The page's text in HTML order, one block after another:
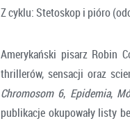
Z cyklu: Stetoskop i pióro
Amerykański pisarz Robin
thrillerów, sensacji oraz
Chromosom 6, Epidemia,
publikacje okupowały listy